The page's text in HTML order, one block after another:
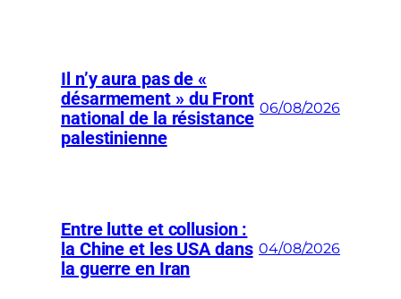
Il n’y aura pas de «
désarmement » du Front
national de la résistance
palestinienne
06/08/2026
Entre lutte et collusion :
la Chine et les USA dans
la guerre en Iran
04/08/2026